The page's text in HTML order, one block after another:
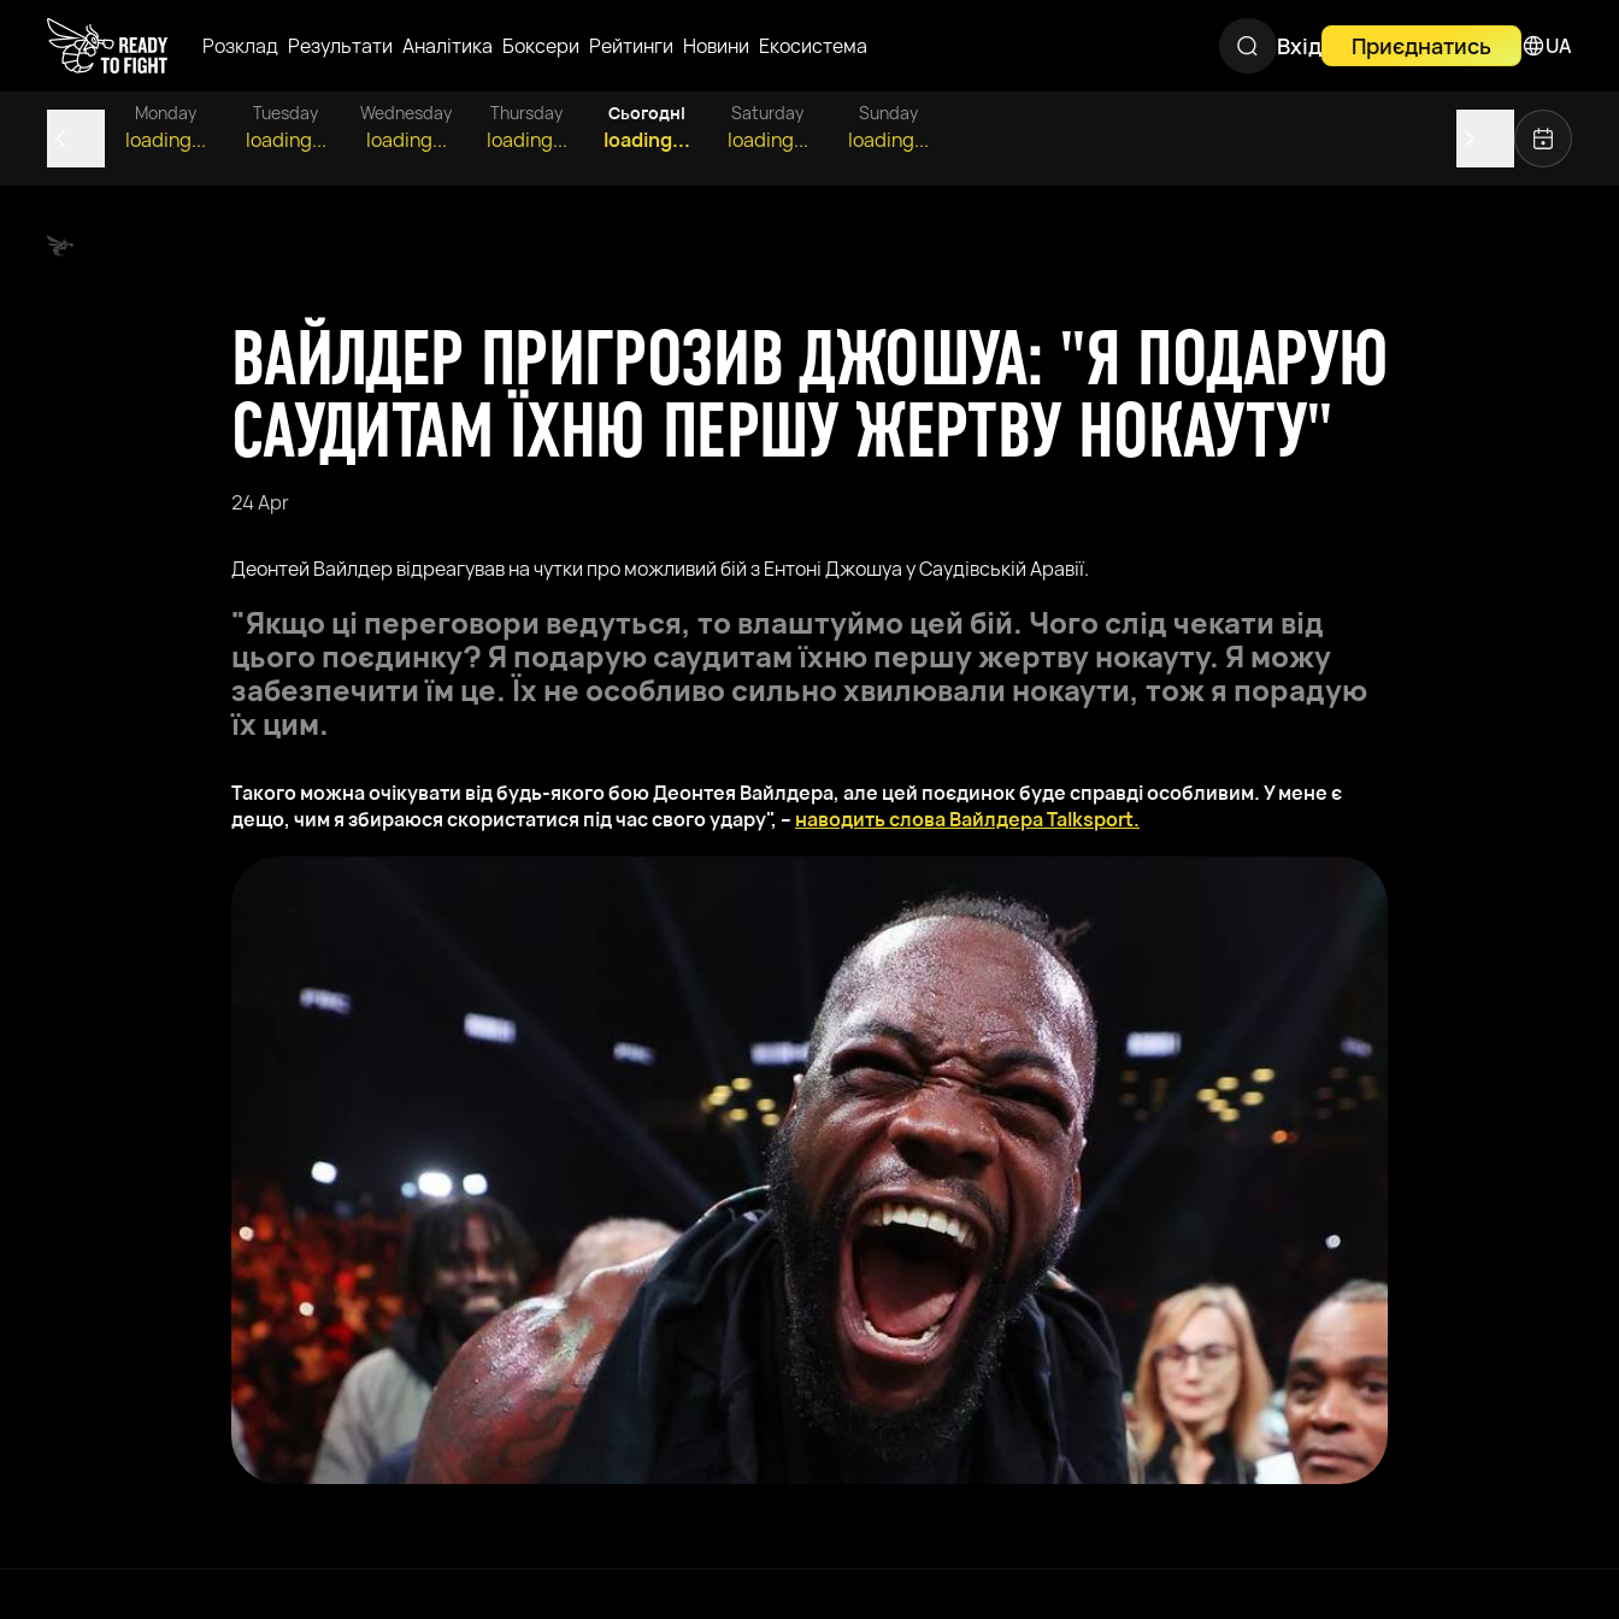
Розклад Результати Аналітика Боксери Рейтинги Новини Екосистема Вхід Приєднатись UA
Monday
loading...
Tuesday
loading...
Wednesday
loading...
Thursday
loading...
Сьогодні
loading...
Saturday
loading...
Sunday
loading...
ВАЙЛДЕР ПРИГРОЗИВ ДЖОШУА: "Я ПОДАРУЮ
САУДИТАМ ЇХНЮ ПЕРШУ ЖЕРТВУ НОКАУТУ"
24 Apr
Деонтей Вайлдер відреагував на чутки про можливий бій з Ентоні Джошуа у Саудівській Аравії.
"Якщо ці переговори ведуться, то влаштуймо цей бій. Чого слід чекати від
цього поєдинку? Я подарую саудитам їхню першу жертву нокауту. Я можу
забезпечити їм це. Їх не особливо сильно хвилювали нокаути, тож я порадую
їх цим.
Такого можна очікувати від будь-якого бою Деонтея Вайлдера, але цей поєдинок буде справді особливим. У мене є
дещо, чим я збираюся скористатися під час свого удару", – наводить слова Вайлдера Talksport.